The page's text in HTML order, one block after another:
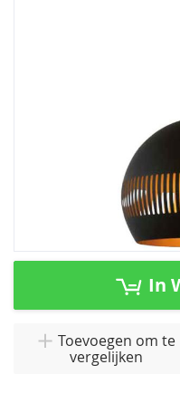
Ga
In
Toevoegen om te
vergelijken